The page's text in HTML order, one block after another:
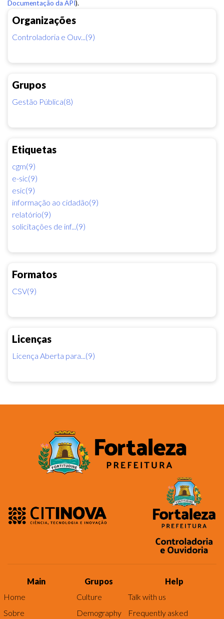
Organizações
Controladoria e Ouv...(9)
Grupos
Gestão Pública(8)
Etiquetas
cgm(9)
e-sic(9)
esic(9)
informação ao cidadão(9)
relatório(9)
solicitações de inf...(9)
Formatos
CSV(9)
Licenças
Licença Aberta para...(9)
Documentação da API).
Main
Home
Sobre
Grupos
Culture
Demography
Help
Talk with us
Frequently asked